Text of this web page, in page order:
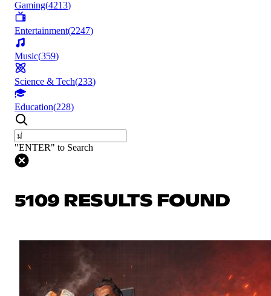
Gaming(4213)
Entertainment(2247)
Music(359)
Science & Tech(233)
Education(228)
"ENTER" to Search
5109 RESULTS FOUND